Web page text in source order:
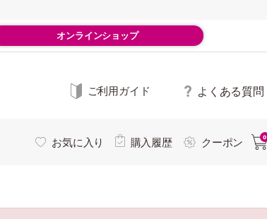
オンラインショップ
ご利用ガイド よくある質問
お気に入り 購入履歴 クーポン 0